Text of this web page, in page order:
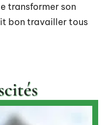
transformer son
bon travailler tous